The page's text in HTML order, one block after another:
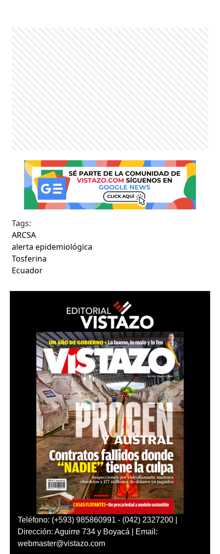
Tags:
ARCSA
alerta epidemiológica
Tosferina
Ecuador
Teléfono: (+593) 985860991 - (042) 2327200 |
Dirección: Aguirre 734 y Boyacá | Email:
webmaster@vistazo.com